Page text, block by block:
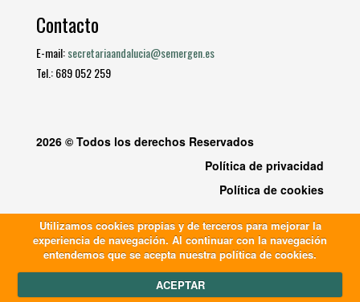
Contacto
E-mail:secretariaandalucia@semergen.es
Tel.: 689 052 259
2026 © Todos los derechos Reservados
Política de privacidad
Política de cookies
Utilizamos cookies propias y de terceros para mejorar la
experiencia de navegación. Al continuar con la navegación
entendemos que se acepta nuestra política de cookies.
ACEPTAR